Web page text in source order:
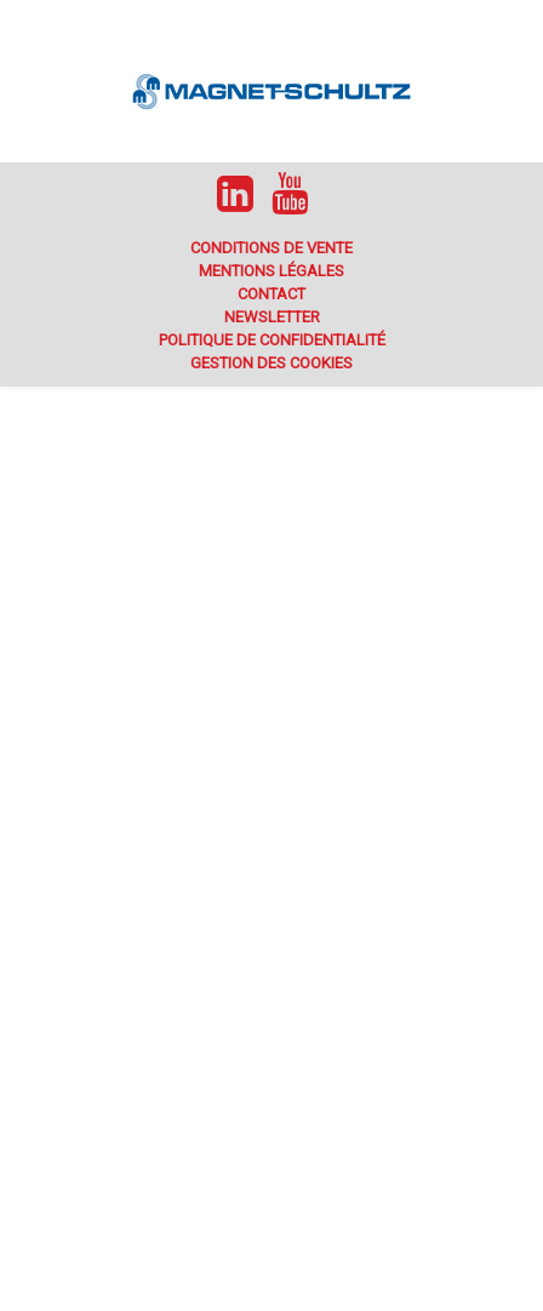
CONDITIONS DE VENTE
MENTIONS LÉGALES
CONTACT
NEWSLETTER
POLITIQUE DE CONFIDENTIALITÉ
GESTION DES COOKIES